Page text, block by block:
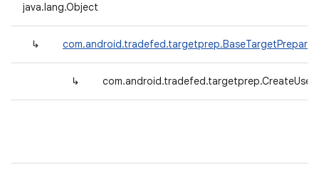
java.lang.Object
↳ com.android.tradefed.targetprep.BaseTargetPreparer
↳